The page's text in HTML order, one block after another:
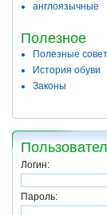
англоязычные
Полезное
Полезные
История обуви
Законы
Логин:
Пароль: